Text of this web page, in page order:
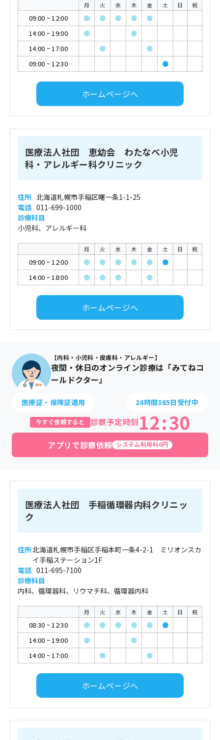
月 火 水 木 金 土 日 祝
09:00 ~12:00 ● ● ● ●
●
14:00 ~19:00 ●
●
14:00 ~17:00 ●
●
09:00 ~12:30 ●
ホームページへ
医療法人社団 恵幼会 わたなべ小児
科・アレルギー科クリニック
住所 北海道札幌市手稲区曙一条1-1-25
電話 011-699-1000
診療科目
小児科、アレルギー科
月 火 水 木 金 土 日 祝
09:00 ~12:00 ● ● ● ● ●
●
14:00 ~18:00 ● ● ● ●
ホームページへ
【内科・小児科・皮膚科・アレルギー】
夜間・休日のオンライン診療は「みてねコ
ールドクター」
医療証・保険証適用 24時間365日受付中
今すぐ依頼すると 診察予定時刻12:30
アプリで診察依頼 システム利用料0円
医療法人社団 手稲循環器内科クリニッ
ク
住所北海道札幌市手稲区手稲本町一条4-2-1 ミリオンスカ
イ手稲ステーション1F
電話 011-695-7100
診療科目
内科、循環器科、リウマチ科、循環器内科
月 火 水 木 金 土 日 祝
08:30 ~12:30 ● ● ● ● ●
●
14:00 ~19:00 ●
●
14:00 ~17:00 ● ●
ホームページへ